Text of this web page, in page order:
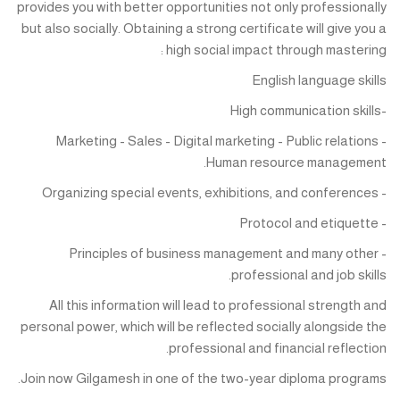
provides you with better opportunities not only professionally
but also socially. Obtaining a strong certificate will give you a
high social impact through mastering :
English language skills
-High communication skills
Marketing - Sales - Digital marketing - Public relations -
Human resource management.
- Organizing special events, exhibitions, and conferences
- Protocol and etiquette
- Principles of business management and many other
professional and job skills.
All this information will lead to professional strength and
personal power, which will be reflected socially alongside the
professional and financial reflection.
Join now Gilgamesh in one of the two-year diploma programs.